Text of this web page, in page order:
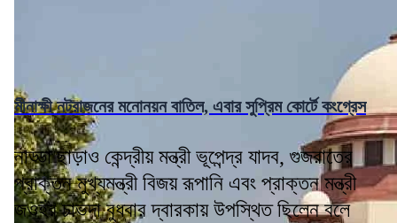
মীনাক্ষী নটরাজনের মনোনয়ন বাতিল, এবার সুপ্রিম কোর্টে কংগ্রেস
নাড্ডা ছাড়াও কেন্দ্রীয় মন্ত্রী ভূপেন্দ্র যাদব, গুজরাতের
প্রাক্তন মুখ্যমন্ত্রী বিজয় রূপানি এবং প্রাক্তন মন্ত্রী
জওহর চাভদা বুধবার দ্বারকায় উপস্থিত ছিলেন বলে